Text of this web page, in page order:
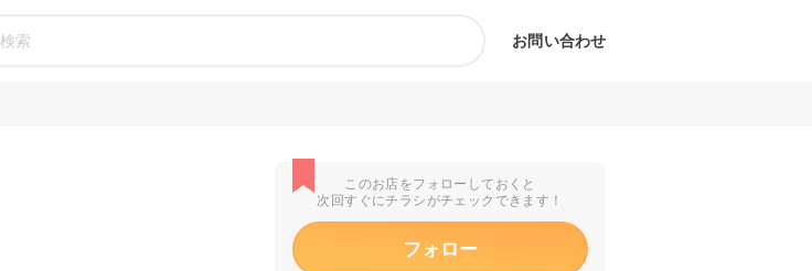
お問い合わせ
このお店をフォローしておくと
次回すぐにチラシがチェックできます！
フォロー